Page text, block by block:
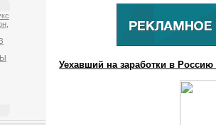
Уехавший на заработки в Россию